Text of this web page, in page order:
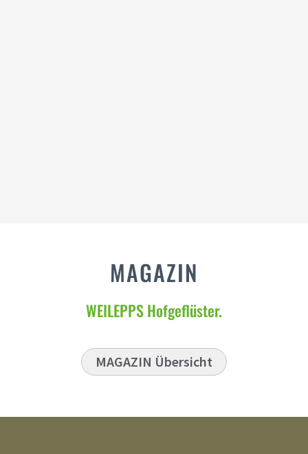
MAGAZIN
WEILEPPS Hofgeflüster.
MAGAZIN Übersicht